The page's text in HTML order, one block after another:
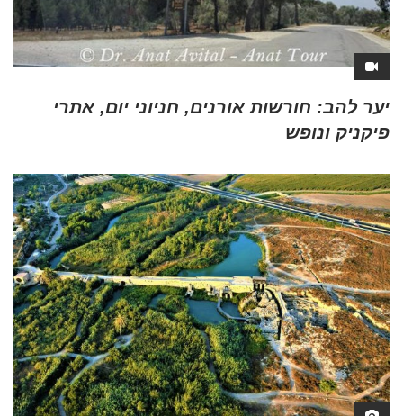
יער להב: חורשות אורנים, חניוני יום, אתרי
פיקניק ונופש